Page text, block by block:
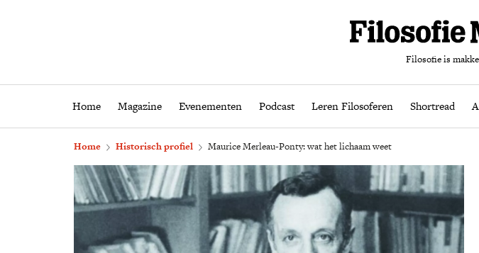
Filosofie is
Home Magazine Evenementen Podcast Leren Filosoferen Shortread
Home Magazine Evenementen Podcast Leren
Home Historisch profiel Maurice Merleau-Ponty: wat het lichaam weet